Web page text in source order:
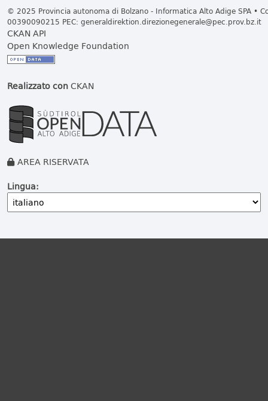
© 2025 Provincia autonoma di Bolzano - Informatica Alto Adige SPA •
00390090215 PEC: generaldirektion.direzionegenerale@pec.prov.bz.it
CKAN API
Open Knowledge Foundation
Realizzato conCKAN
AREA RISERVATA
Lingua